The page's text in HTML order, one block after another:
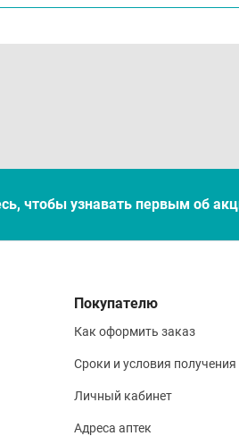
чтобы узнавать первым об
Покупателю
Как оформить заказ
Сроки и условия получения
Личный кабинет
Адреса аптек